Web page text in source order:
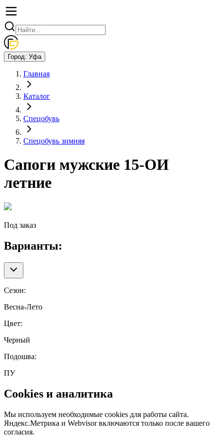
Город: Уфа
Главная
Каталог
Спецобувь
Спецобувь зимняя
Сапоги мужские 15-ОИ
летние
Под заказ
Варианты:
Сезон:
Весна-Лето
Цвет:
Черный
Подошва:
ПУ
Cookies и аналитика
Мы используем необходимые cookies для работы сайта.
Яндекс.Метрика и Webvisor включаются только после вашего
согласия.